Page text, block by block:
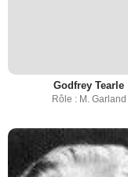
Godfrey Tearle
Rôle : M. Garland